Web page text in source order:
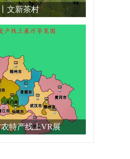
文新茶村
特产线上VR展